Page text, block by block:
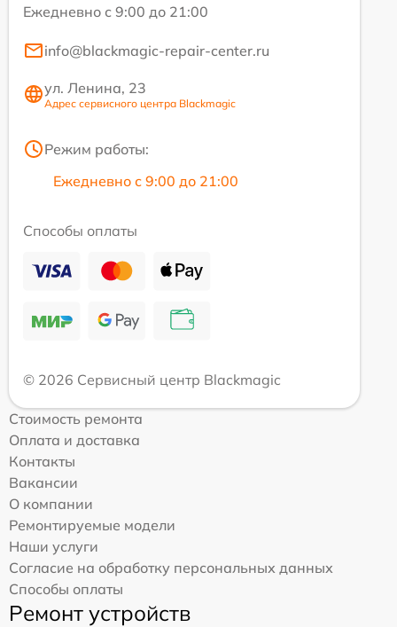
Ежедневно с 9:00 до 21:00
info@blackmagic-repair-center.ru
ул. Ленина, 23
Адрес сервисного центра Blackmagic
Режим работы:
Ежедневно с 9:00 до 21:00
Способы оплаты
© 2026 Сервисный центр Blackmagic
Стоимость ремонта
Оплата и доставка
Контакты
Вакансии
О компании
Ремонтируемые модели
Наши услуги
Согласие на обработку персональных данных
Способы оплаты
Ремонт устройств